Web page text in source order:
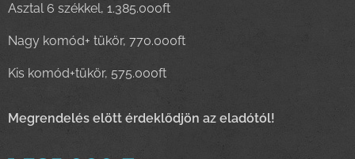
Asztal 6 székkel, 1.385.000ft
Nagy komód+ tükör, 770.000ft
Kis komód+tükör, 575.000ft
Megrendelés elött érdeklődjön az eladótól!